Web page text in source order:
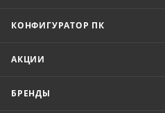
КОНФИГУРАТОР ПК
АКЦИИ
БРЕНДЫ